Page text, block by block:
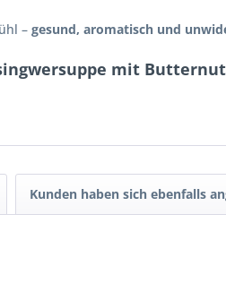
– gesund, aromatisch und
mit
Kunden haben sich ebenfalls